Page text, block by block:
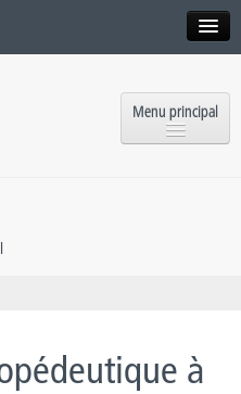
Menu principal
à